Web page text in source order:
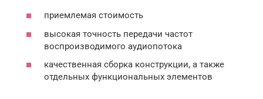
приемлемая стоимость
высокая точность передачи частот
воспроизводимого аудиопотока
качественная сборка конструкции, а также
отдельных функциональных элементов